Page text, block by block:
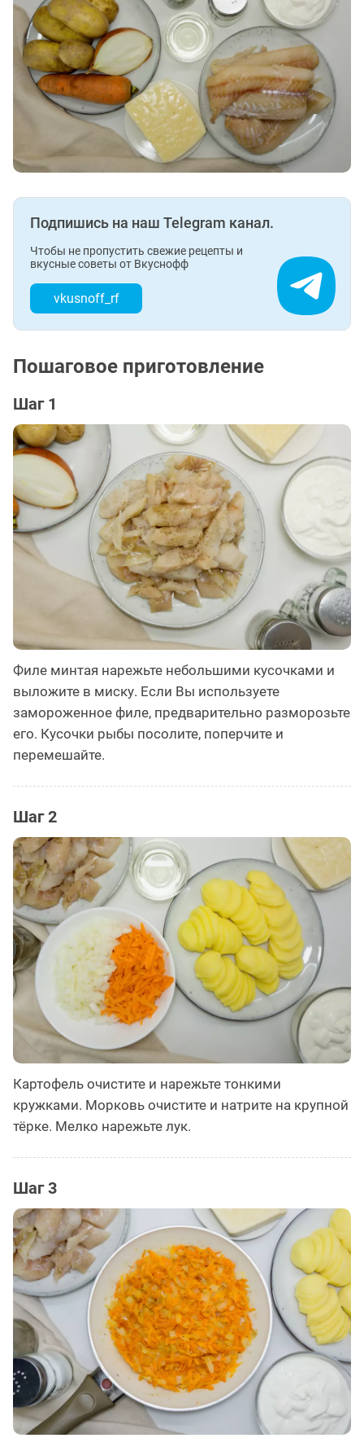
Подпишись на наш Telegram канал.
Чтобы не пропустить свежие рецепты и
вкусные советы от Вкуснофф
vkusnoff_rf
Пошаговое приготовление
Шаг 1
Филе минтая нарежьте небольшими кусочками и
выложите в миску. Если Вы используете
замороженное филе, предварительно разморозьте
его. Кусочки рыбы посолите, поперчите и
перемешайте.
Шаг 2
Картофель очистите и нарежьте тонкими
кружками. Морковь очистите и натрите на крупной
тёрке. Мелко нарежьте лук.
Шаг 3